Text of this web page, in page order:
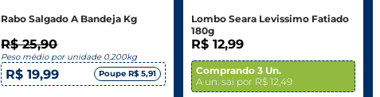
Rabo Salgado A Bandeja Kg
R$ 25,90
Peso médio por unidade 0,200kg
R$ 19,99 Poupe R$ 5,91
Lombo Seara Levissimo Fatiado
180g
R$ 12,99
Comprando 3 Un.
A un. sai por R$ 12,49